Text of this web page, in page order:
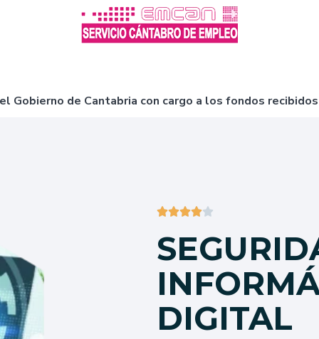
Gobierno de Cantabria con cargo a los fondos

DIGITAL